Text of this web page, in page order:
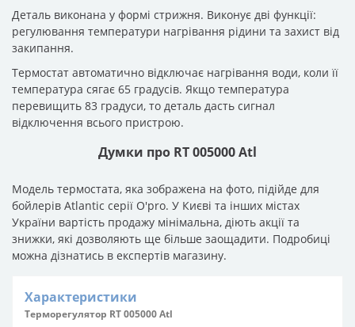
Деталь виконана у формі стрижня. Виконує дві функції:
регулювання температури нагрівання рідини та захист від
закипання.
Термостат автоматично відключає нагрівання води, коли її
температура сягає 65 градусів. Якщо температура
перевищить 83 градуси, то деталь дасть сигнал
відключення всього пристрою.
Думки про RT 005000 Atl
Модель термостата, яка зображена на фото, підійде для
бойлерів Atlantic серії O'pro. У Києві та інших містах
України вартість продажу мінімальна, діють акції та
знижки, які дозволяють ще більше заощадити. Подробиці
можна дізнатись в експертів магазину.
Характеристики
Терморегулятор RT 005000 Atl